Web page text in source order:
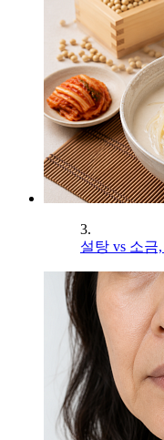
3.
설탕 vs 소금